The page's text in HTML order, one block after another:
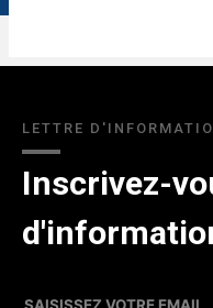
LETTRE
Inscrivez-